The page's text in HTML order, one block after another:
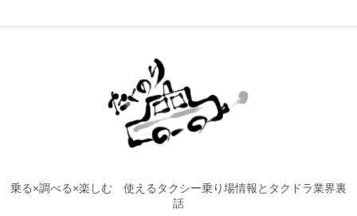
乗る×調べる×楽しむ 使えるタクシー乗り場情報とタクドラ業界裏
話